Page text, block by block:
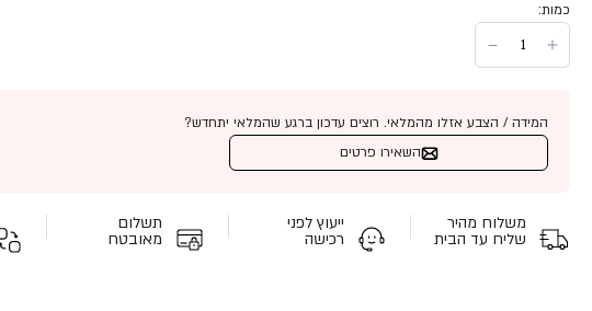
כמות:
המידה / הצבע אזלו מהמלאי. רוצים עדכון ברגע שהמלאי יתחדש?
השאירו פרטים
משלוח מהיר
שליח עד הבית
ייעוץ לפני
רכישה
תשלום
מאובטח